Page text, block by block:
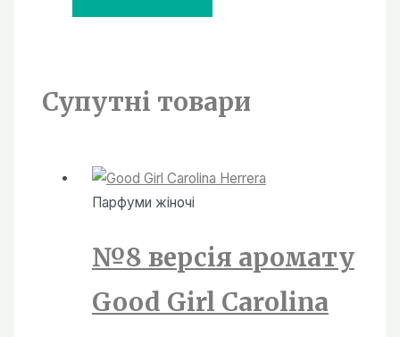
Супутні товари
Парфуми жiночi
№8 версія аромату
Good Girl Carolina